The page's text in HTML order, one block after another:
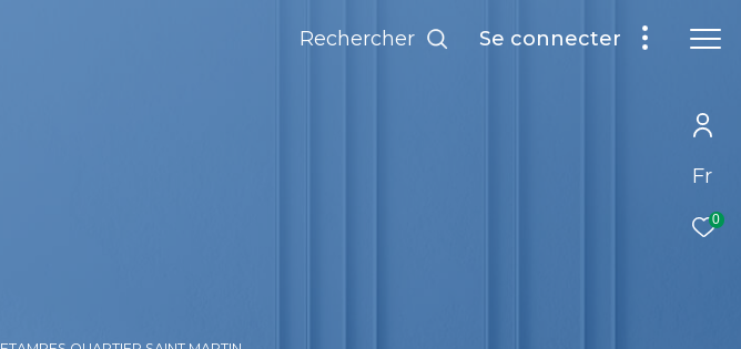
Fr
0
rechercher se connecter